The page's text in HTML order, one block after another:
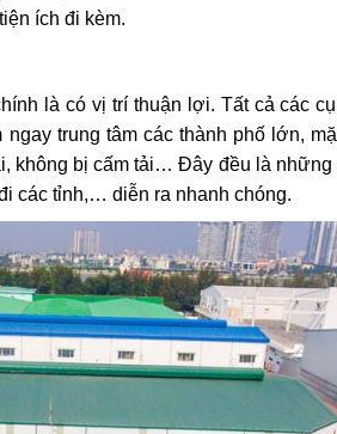
ích đi kèm.
là có vị trí thuận lợi. Tất cả các
trung tâm các thành phố lớn,
không bị cấm tải… Đây đều là
các tỉnh,… diễn ra nhanh chóng.